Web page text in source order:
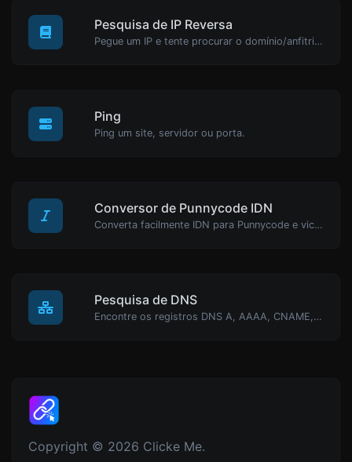
Pesquisa de IP Reversa
Pegue um IP e tente procurar o domínio/anfitrião associado a ele.
Ping
Ping um site, servidor ou porta.
Conversor de Punnycode IDN
Converta facilmente IDN para Punnycode e vice-versa.
Pesquisa de DNS
Encontre os registros DNS A, AAAA, CNAME, MX, NS, TXT, SOA de um host.
Copyright © 2026 Clicke Me.